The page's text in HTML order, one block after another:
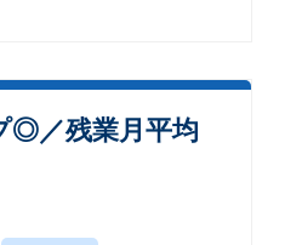
◎／残業月平均